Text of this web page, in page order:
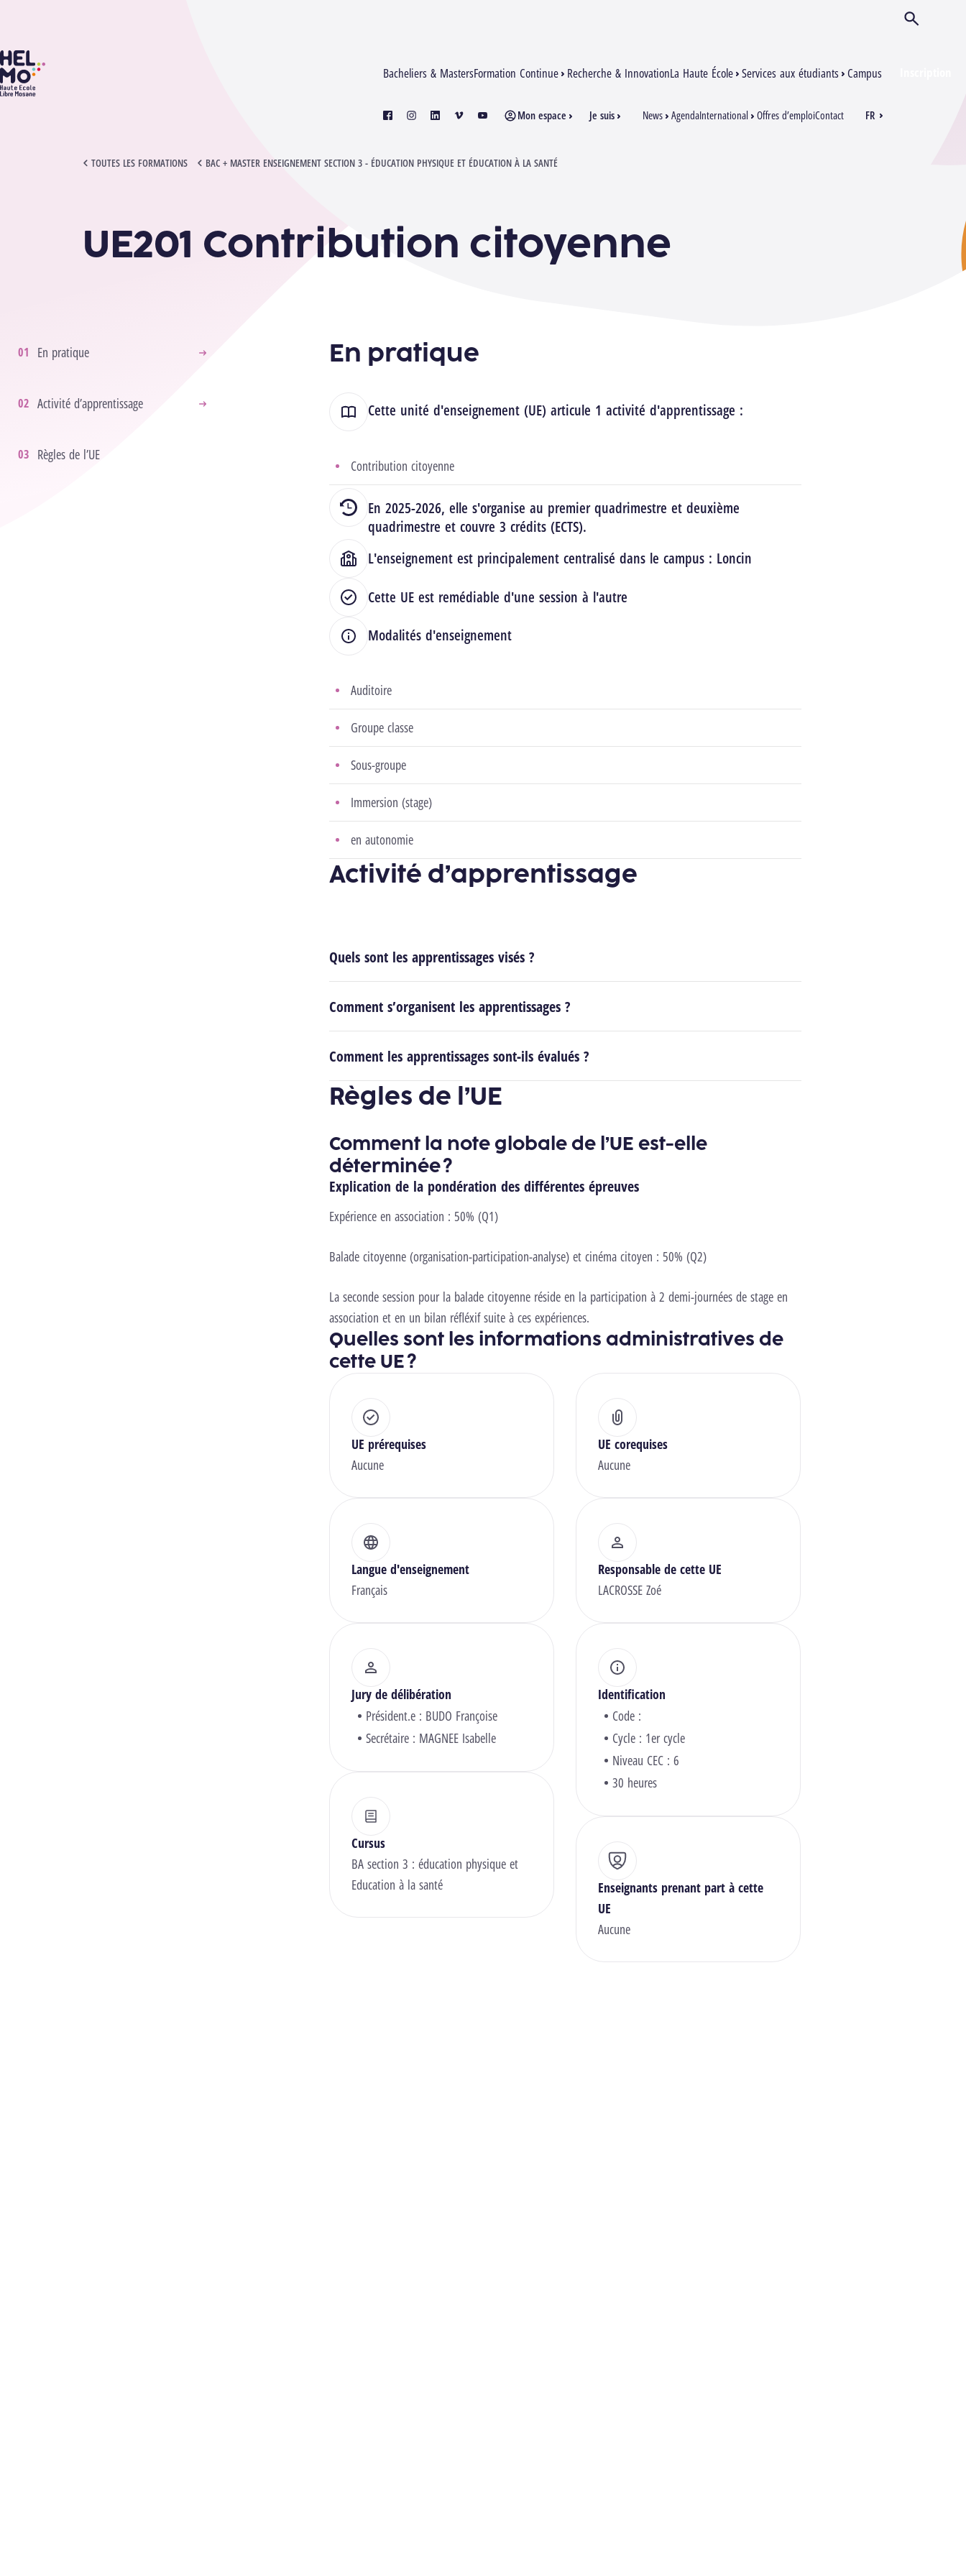
HELMo
Bacheliers & MastersFormation Continue Recherche & InnovationLa Haute École Services aux étudiants Campus
Mon espace Je suis News AgendaInternational Offres d’emploiContact
facebookinstagramlinkedinvimeo youtube
FR
Ouvrir/
TOUTES LES FORMATIONS BAC + MASTER ENSEIGNEMENT SECTION 3 - ÉDUCATION PHYSIQUE ET ÉDUCATION À LA SANTÉ
UE201 CONTRIBUTION CITOYENNE
UE201 Contribution citoyenne
En pratique
Activité d’apprentissage
Règles de l’UE
En pratique
Cette unité d'enseignement (UE) articule 1 activité d'apprentissage :
Contribution citoyenne
En 2025-2026, elle s'organise au premier quadrimestre et deuxième
quadrimestre et couvre 3 crédits (ECTS).
L'enseignement est principalement centralisé dans le campus : Loncin
Cette UE est remédiable d'une session à l'autre
Modalités d'enseignement
Auditoire
Groupe classe
Sous-groupe
Immersion (stage)
en autonomie
Activité d’apprentissage
Quels sont les apprentissages visés ?
Comment s’organisent les apprentissages ?
Comment les apprentissages sont-ils évalués ?
Règles de l’UE
Comment la note globale de l’UE est-elle
déterminée ?
Explication de la pondération des différentes épreuves
Expérience en association : 50% (Q1)
Balade citoyenne (organisation-participation-analyse) et cinéma citoyen : 50% (Q2)
La seconde session pour la balade citoyenne réside en la participation à 2 demi-journées de stage en
association et en un bilan réfléxif suite à ces expériences.
Quelles sont les informations administratives de
cette UE ?
UE prérequises
Aucune
UE corequises
Aucune
Langue d'enseignement
Français
Responsable de cette UE
LACROSSE Zoé
Jury de délibération
Président.e : BUDO Françoise
Secrétaire : MAGNEE Isabelle
Identification
Code :
Cycle : 1er cycle
Niveau CEC : 6
30 heures
Cursus
BA section 3 : éducation physique et
Education à la santé
Enseignants prenant part à cette
UE
Aucune